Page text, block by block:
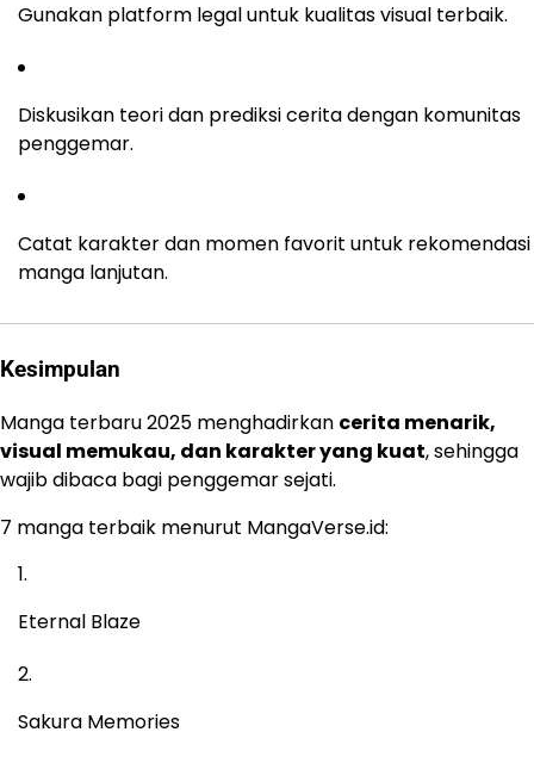
Gunakan platform legal untuk kualitas visual terbaik.
Diskusikan teori dan prediksi cerita dengan komunitas
penggemar.
Catat karakter dan momen favorit untuk rekomendasi
manga lanjutan.
Kesimpulan
Manga terbaru 2025 menghadirkan cerita menarik,
visual memukau, dan karakter yang kuat, sehingga
wajib dibaca bagi penggemar sejati.
7 manga terbaik menurut MangaVerse.id:
Eternal Blaze
Sakura Memories